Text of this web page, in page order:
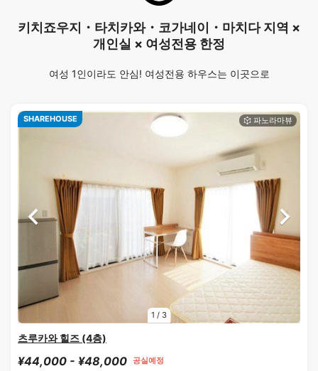
키치죠우지・타치카와・코가네이・마치다 지역 ×
개인실 × 여성전용 한정
여성 1인이라도 안심! 여성전용 하우스는 이곳으로
1 / 3
SHAREHOUSE
츠루카와 힐즈 (4층)
¥44,000 - ¥48,000 공실예정